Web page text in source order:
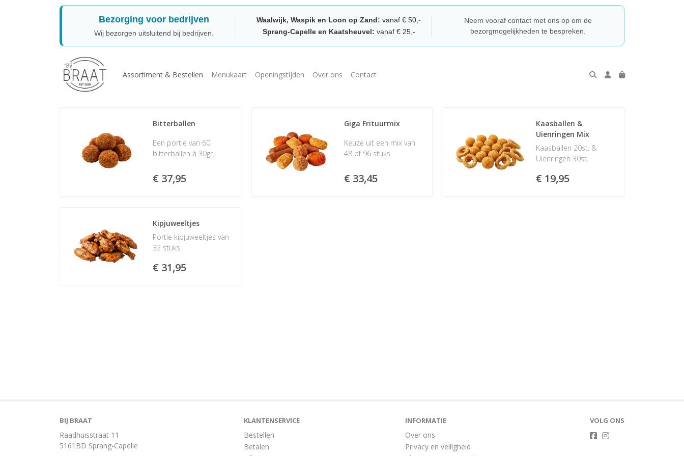
Bezorging voor bedrijven
Wij bezorgen uitsluitend bij bedrijven.
Waalwijk, Waspik en Loon op Zand: vanaf € 50,-
Sprang-Capelle en Kaatsheuvel: vanaf € 25,-
Neem vooraf contact met ons op om de
bezorgmogelijkheden te bespreken.
Assortiment & Bestellen Menukaart Openingstijden Over ons Contact
Bitterballen
Een portie van 60
bitterballen à 30gr.
€ 37,95
Giga Frituurmix
Keuze uit een mix van
48 of 96 stuks
€ 33,45
Kaasballen &
Uienringen Mix
Kaasballen 20st. &
Uienringen 30st.
€ 19,95
Kipjuweeltjes
Portie kipjuweeltjes van
32 stuks.
€ 31,95
BIJ BRAAT
Raadhuisstraat 11
5161BD Sprang-Capelle
KLANTENSERVICE
Bestellen
Betalen
INFORMATIE
Over ons
Privacy en veiligheid
VOLG ONS